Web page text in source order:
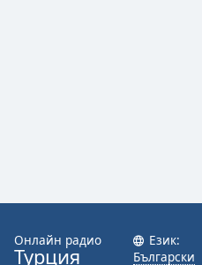
Онлайн радио
Турция
Език:
Български